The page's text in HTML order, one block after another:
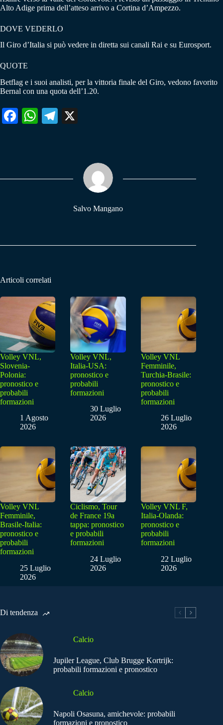
Alto Adige prima dell’atteso arrivo a Cortina d’Ampezzo.
DOVE VEDERLO
Il Giro d’Italia si può vedere in diretta sui canali Rai e su Eurosport.
QUOTE
Betflag e i suoi analisti, per la vittoria finale del Giro, vedono favorito
Bernal con una quota dell’1.20.
Fa W
pp
Te
m
Salvo Mangano
Articoli correlati
Volley VNL,
Slovenia-
Polonia:
pronostico e
probabili
formazioni
1 Agosto
2026
Volley VNL,
Italia-USA:
pronostico e
probabili
formazioni
30 Luglio
2026
Volley VNL
Femminile,
Turchia-Brasile:
pronostico e
probabili
formazioni
26 Luglio
2026
Volley VNL
Femminile,
Brasile-Italia:
pronostico e
probabili
formazioni
25 Luglio
2026
Ciclismo, Tour
de France 19a
tappa: pronostico
e probabili
formazioni
24 Luglio
2026
Volley VNL F,
Italia-Olanda:
pronostico e
probabili
formazioni
22 Luglio
2026
Di tendenza
Calcio
Jupiler League, Club Brugge Kortrijk:
probabili formazioni e pronostico
Calcio
Napoli Osasuna, amichevole: probabili
formazioni e pronostico